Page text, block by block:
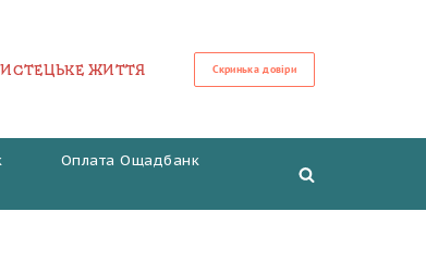
ЖИТТЯ Скринька довіри
Оплата Ощадбанк